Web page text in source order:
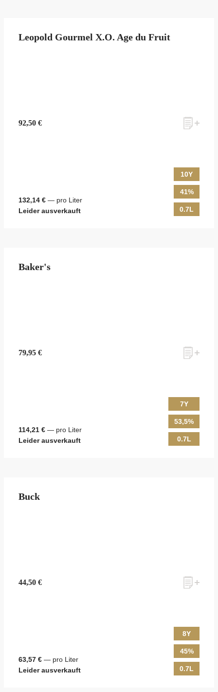
Leopold Gourmel X.O. Age du Fruit
92,50 €
132,14 € — pro Liter
Leider ausverkauft
10Y
41%
0.7L
Baker's
79,95 €
114,21 € — pro Liter
Leider ausverkauft
7Y
53,5%
0.7L
Buck
44,50 €
63,57 € — pro Liter
Leider ausverkauft
8Y
45%
0.7L
Möchten Sie ein für Newsletter-Abonnenten exklusives Monats-
gehalten werden? Dann melden Sie sich hier für unseren Newsletter